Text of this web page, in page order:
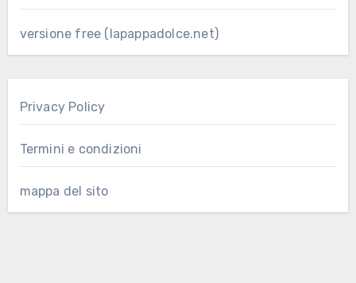
versione free (lapappadolce.net)
Privacy Policy
Termini e condizioni
mappa del sito